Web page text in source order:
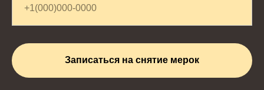
Записаться на снятие мерок